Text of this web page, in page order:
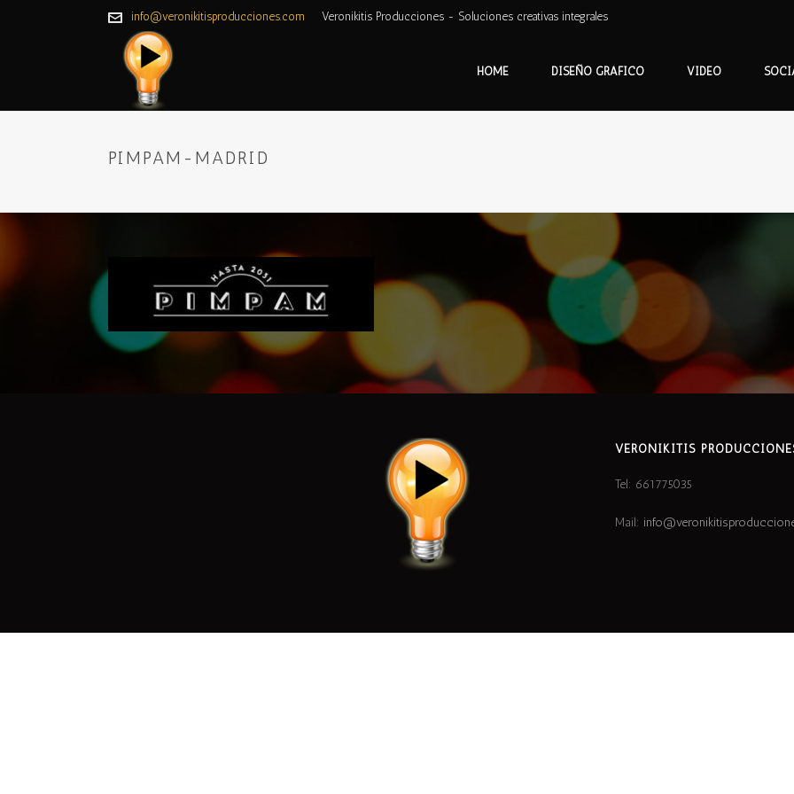
info@veronikitisproducciones.com Veronikitis Producciones - Soluciones creativas integrales
HOME DISEÑO GRÁFICO VIDEO
PIMPAM-MADRID
VERONIKITIS
Tel: 661775035
Mail: